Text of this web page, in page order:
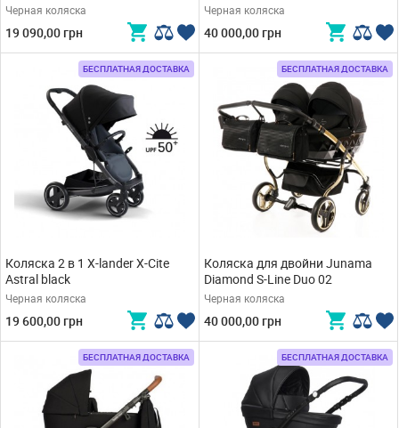
Черная коляска
19 090,00 грн
Черная коляска
40 000,00 грн
БЕСПЛАТНАЯ ДОСТАВКА
Коляска 2 в 1 X-lander X-Cite
Astral black
Черная коляска
19 600,00 грн
БЕСПЛАТНАЯ ДОСТАВКА
Коляска для двойни Junama
Diamond S-Line Duo 02
Черная коляска
40 000,00 грн
БЕСПЛАТНАЯ ДОСТАВКА БЕСПЛАТНАЯ ДОСТАВКА